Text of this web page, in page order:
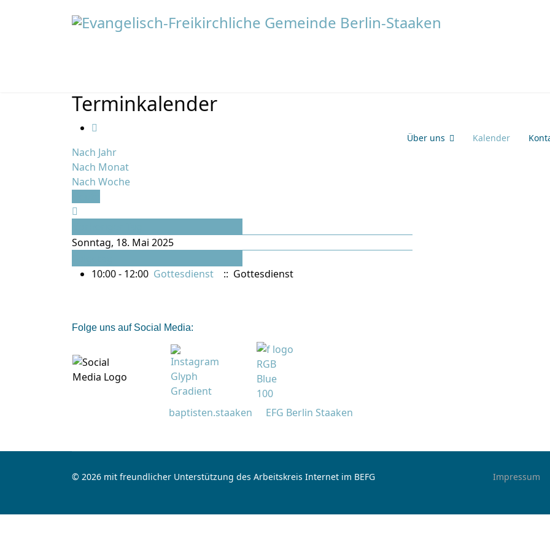
Über uns Kalender
Terminkalender
Nach Jahr
Nach Monat
Nach Woche
Sonntag, 18. Mai 2025
10:00 - 12:00 Gottesdienst :: Gottesdienst
Folge uns auf Social Media:
baptisten.staaken EFG Berlin Staaken
© 2026 mit freundlicher Unterstützung des Arbeitskreis Internet im BEFG Impressum